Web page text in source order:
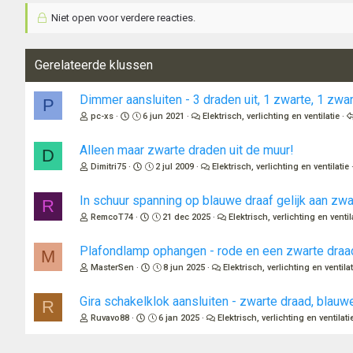
Niet open voor verdere reacties.
Gerelateerde klussen
P Dimmer aansluiten - 3 draden uit, 1 zwarte, 1
pc-xs 6 jun 2021 Elektrisch, verlichting en ventilatie
D Alleen maar zwarte draden uit de muur!
Dimitri75 2 jul 2009 Elektrisch, verlichting en ventilatie
R In schuur spanning op blauwe draaf gelijk aan
RemcoT74 21 dec 2025 Elektrisch, verlichting en
M Plafondlamp ophangen - rode en een zwarte
MasterSen 8 jun 2025 Elektrisch, verlichting en
R Gira schakelklok aansluiten - zwarte draad,
Ruvavo88 6 jan 2025 Elektrisch, verlichting en